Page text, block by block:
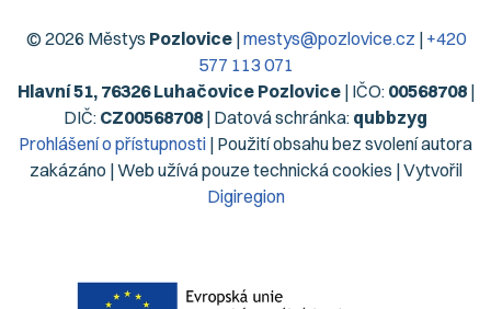
© 2026 Městys Pozlovice|mestys@pozlovice.cz | +420
577 113 071
Hlavní 51, 76326 Luhačovice Pozlovice| IČO: 00568708|
DIČ: CZ00568708 | Datová schránka: qubbzyg
Prohlášení o přístupnosti | Použití obsahu bez svolení autora
zakázáno | Web užívá pouze technická cookies | Vytvořil
Digiregion